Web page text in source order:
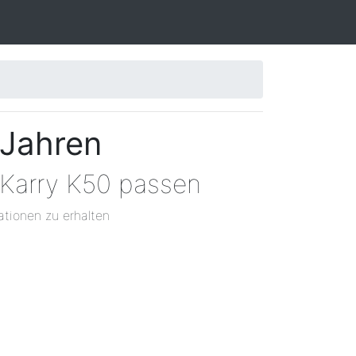
K50 passen
zu erhalten